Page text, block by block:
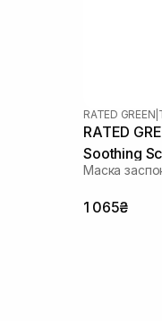
RATED GREEN
RATED
Soothing
Маска
1 065₴